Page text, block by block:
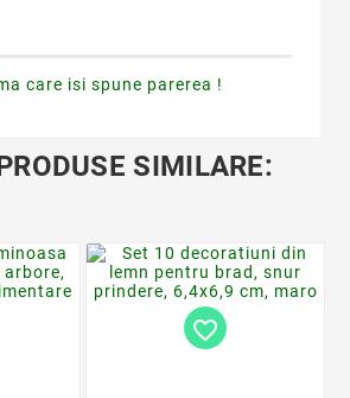
care isi spune parerea !
SIMILARE:
favorite_border